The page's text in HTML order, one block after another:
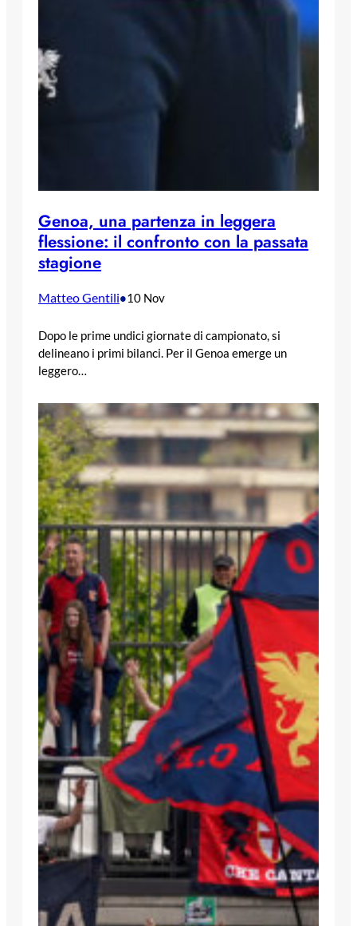
Genoa, una partenza in leggera
flessione: il confronto con la passata
stagione
Matteo Gentili•10 Nov
Dopo le prime undici giornate di campionato, si
delineano i primi bilanci. Per il Genoa emerge un
leggero…